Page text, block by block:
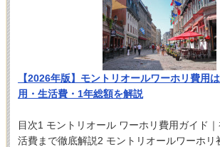
【2026年版】モントリオールワーホリ費用
用・生活費・1年総額を解説
目次1 モントリオール ワーホリ費用ガイド
活費まで徹底解説2 モントリオールワーホリ